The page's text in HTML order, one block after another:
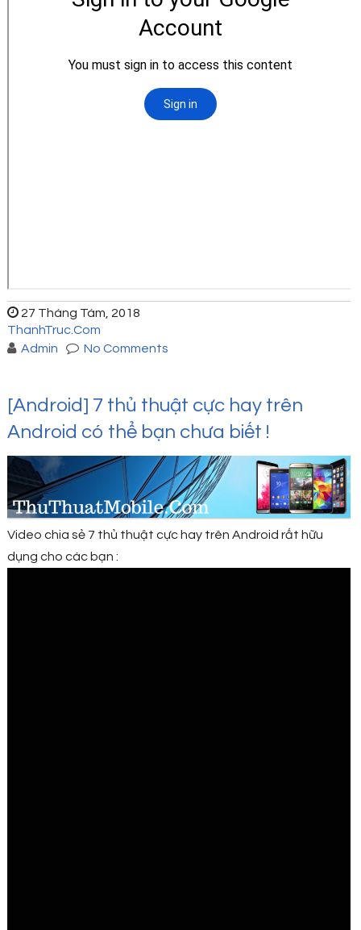
27 Tháng Tám, 2018
ThanhTruc.Com
Admin
No Comments
[Android] 7 thủ thuật cực hay trên
Android có thể bạn chưa biết !
Video chia sẻ 7 thủ thuật cực hay trên Android rất hữu
dụng cho các bạn :